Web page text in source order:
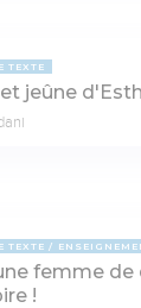
TEXTE
jeûne
TEXTE
femme de
!